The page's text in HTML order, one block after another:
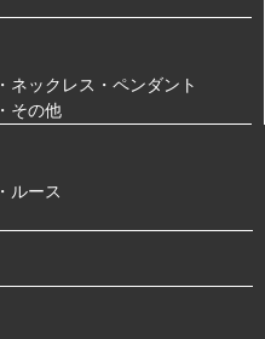
・ネックレス・ペンダント
・その他
・ルース